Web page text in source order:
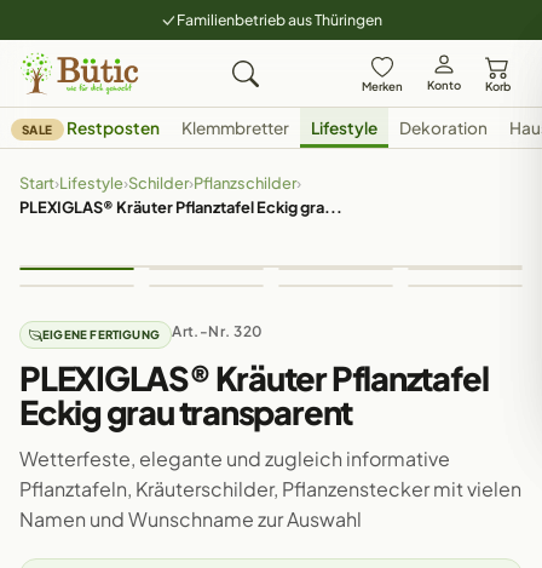
Familienbetrieb aus Thüringen
Merken Konto Korb
SALE Restposten Klemmbretter Lifestyle Dekoration
Start›Lifestyle›Schilder›Pflanzschilder›
PLEXIGLAS® Kräuter Pflanztafel Eckig gra...
EIGENE FERTIGUNG Art.-Nr. 320
PLEXIGLAS® Kräuter Pflanztafel
Eckig grau transparent
Wetterfeste, elegante und zugleich informative
Pflanztafeln, Kräuterschilder, Pflanzenstecker mit vielen
Namen und Wunschname zur Auswahl